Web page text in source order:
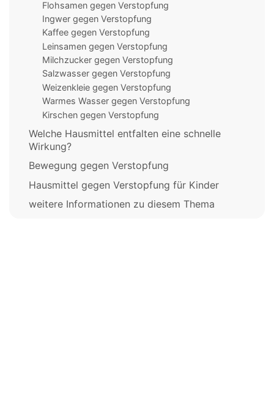
Flohsamen gegen Verstopfung
Ingwer gegen Verstopfung
Kaffee gegen Verstopfung
Leinsamen gegen Verstopfung
Milchzucker gegen Verstopfung
Salzwasser gegen Verstopfung
Weizenkleie gegen Verstopfung
Warmes Wasser gegen Verstopfung
Kirschen gegen Verstopfung
Welche Hausmittel entfalten eine schnelle
Wirkung?
Bewegung gegen Verstopfung
Hausmittel gegen Verstopfung für Kinder
weitere Informationen zu diesem Thema